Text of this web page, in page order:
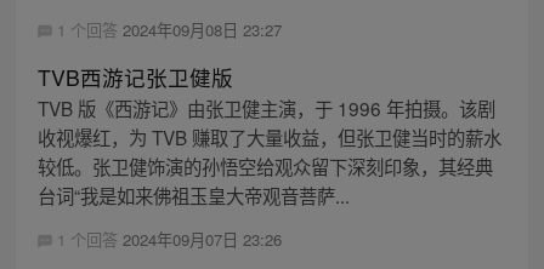
1 个回答 2024年09月08日 23:27
TVB西游记张卫健版
TVB 版《西游记》由张卫健主演，于 1996 年拍摄。该剧
收视爆红，为 TVB 赚取了大量收益，但张卫健当时的薪水
较低。张卫健饰演的孙悟空给观众留下深刻印象，其经典
台词“我是如来佛祖玉皇大帝观音菩萨...
1 个回答 2024年09月07日 23:26